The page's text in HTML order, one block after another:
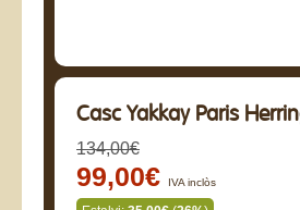
Casc Yakkay Paris
134,00€
99,00€ IVA inclòs